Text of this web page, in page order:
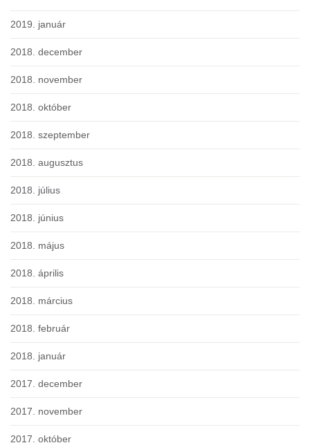
2019. január
2018. december
2018. november
2018. október
2018. szeptember
2018. augusztus
2018. július
2018. június
2018. május
2018. április
2018. március
2018. február
2018. január
2017. december
2017. november
2017. október